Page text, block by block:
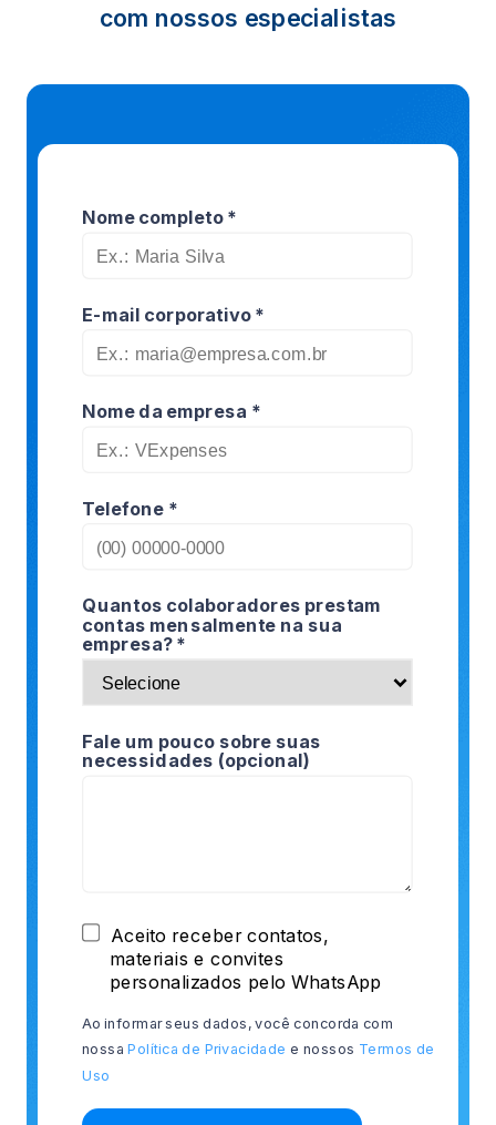
Nome completo *
E-mail corporativo *
Nome da empresa *
Telefone *
Quantos colaboradores prestam
contas mensalmente na sua
empresa? *
Fale um pouco sobre suas
necessidades (opcional)
Aceito receber contatos,
materiais e convites
personalizados pelo WhatsApp
Ao informar seus dados, você concorda com
nossaPolítica de Privacidade e nossos Termos de
Uso
com nossos especialistas